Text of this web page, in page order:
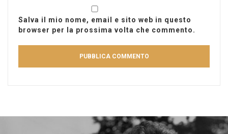
Salva il mio nome, email e sito web in questo
browser per la prossima volta che commento.